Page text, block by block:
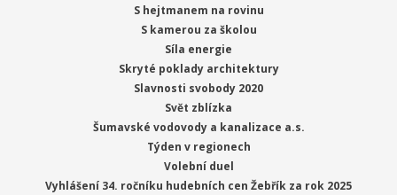
S hejtmanem na rovinu
S kamerou za školou
Síla energie
Skryté poklady architektury
Slavnosti svobody 2020
Svět zblízka
Šumavské vodovody a kanalizace a.s.
Týden v regionech
Volební duel
Vyhlášení 34. ročníku hudebních cen Žebřík za rok 2025